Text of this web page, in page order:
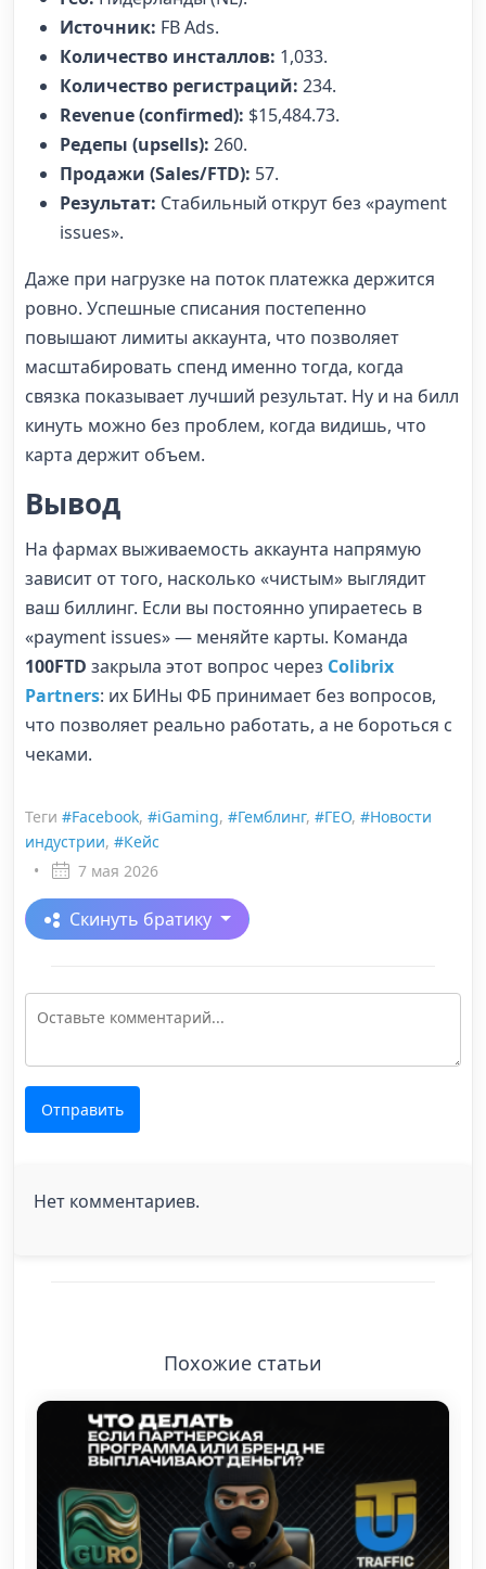
Источник: FB Ads.
Количество инсталлов: 1,033.
Количество регистраций: 234.
Revenue (confirmed): $15,484.73.
Редепы (upsells): 260.
Продажи (Sales/FTD): 57.
Результат: Стабильный открут без «payment
issues».
Даже при нагрузке на поток платежка держится
ровно. Успешные списания постепенно
повышают лимиты аккаунта, что позволяет
масштабировать спенд именно тогда, когда
связка показывает лучший результат. Ну и на билл
кинуть можно без проблем, когда видишь, что
карта держит объем.
Вывод
На фармах выживаемость аккаунта напрямую
зависит от того, насколько «чистым» выглядит
ваш биллинг. Если вы постоянно упираетесь в
«payment issues» — меняйте карты. Команда
100FTD закрыла этот вопрос через Colibrix
Partners: их БИНы ФБ принимает без вопросов,
что позволяет реально работать, а не бороться с
чеками.
Теги #Facebook, #iGaming, #Гемблинг, #ГЕО, #Новости
индустрии, #Кейс
•
7 мая 2026
Скинуть братику
Отправить
Нет комментариев.
Похожие статьи